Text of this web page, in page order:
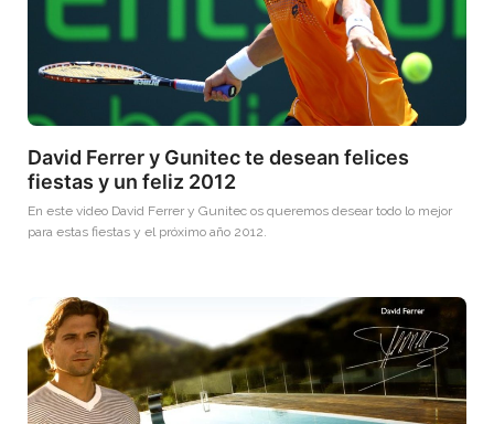
David Ferrer y Gunitec te desean felices
fiestas y un feliz 2012
En este video David Ferrer y Gunitec os queremos desear todo lo mejor
para estas fiestas y el próximo año 2012.